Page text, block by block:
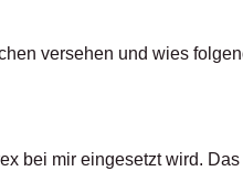
versehen und wies
bei mir eingesetzt wird. Das